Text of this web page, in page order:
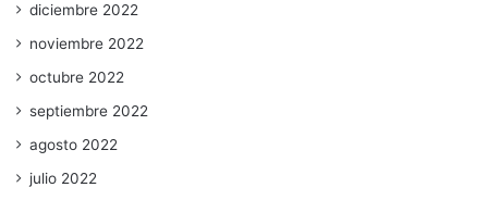
diciembre 2022
noviembre 2022
octubre 2022
septiembre 2022
agosto 2022
julio 2022